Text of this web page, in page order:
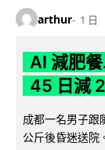
arthur 1 日
AI 減肥
45 日減
成都一名男子跟
公斤後昏迷送院